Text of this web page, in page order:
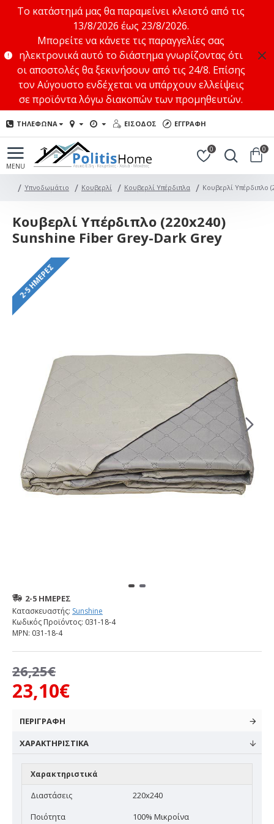
Το κατάστημά μας θα παραμείνει κλειστό από τις
13/8/2026 έως 23/8/2026.
Μπορείτε να κάνετε τις παραγγελίες σας
ηλεκτρονικά αυτό το διάστημα γνωρίζοντας ότι
οι αποστολές θα ξεκινήσουν από τις 24/8. Επίσης
τον Αύγουστο ενδέχεται να υπάρχουν ελλείψεις
σε προϊόντα λόγω διακοπών των προμηθευτών.
ΤΗΛΕΦΩΝΑ ΕΙΣΟΔΟΣ ΕΓΓΡΑΦΗ
0 0
Υπνοδωμάτιο Κουβερλί Κουβερλί Υπέρδιπλα Κουβερλί
Κουβερλί Υπέρδιπλο (220x240)
Sunshine Fiber Grey-Dark Grey
2-5 ΗΜΈΡΕΣ
23,10€
26,25€
2-5 ΗΜΈΡΕΣ
Κατασκευαστής: Sunshine
Κωδικός Προϊόντος: 031-18-4
MPN: 031-18-4
ΠΕΡΙΓΡΑΦΗ
ΧΑΡΑΚΤΗΡΙΣΤΙΚΆ
Χαρακτηριστικά
Διαστάσεις
220x240
Ποιότητα
100% Μικροίνα